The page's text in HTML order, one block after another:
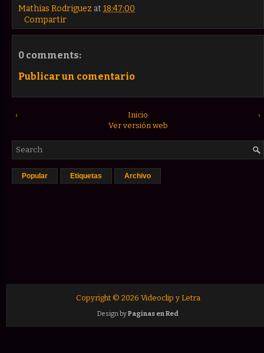
Mathias Rodriguez at 18:47:00
Compartir
0 comments:
Publicar un comentario
‹ ›
Inicio
Ver versión web
Popular Etiquetas Archivo
Copyright © 2026 Videoclip y Letra
Design byPaginas en Red